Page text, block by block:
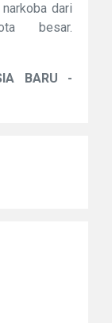
dari
besar.
BARU -